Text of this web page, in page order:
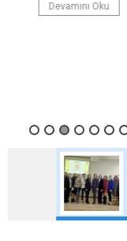
Devamını Oku